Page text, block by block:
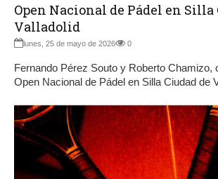
Open Nacional de Pádel en Silla
Valladolid
lunes, 25 de mayo de 2026 0
Fernando Pérez Souto y Roberto Chamizo,
Open Nacional de Pádel en Silla Ciudad de